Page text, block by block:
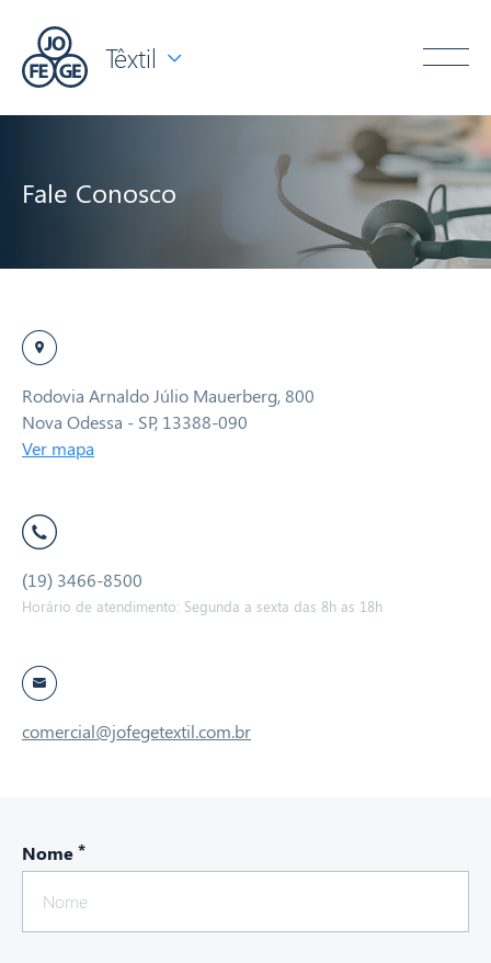
Têxtil
Fale Conosco
Rodovia Arnaldo Júlio Mauerberg, 800
Nova Odessa - SP, 13388-090
Ver mapa
(19) 3466-8500
Horário de atendimento: Segunda a sexta das 8h as 18h
comercial@jofegetextil.com.br
Nome*